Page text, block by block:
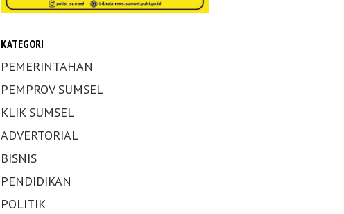
KATEGORI
PEMERINTAHAN
PEMPROV SUMSEL
KLIK SUMSEL
ADVERTORIAL
BISNIS
PENDIDIKAN
POLITIK